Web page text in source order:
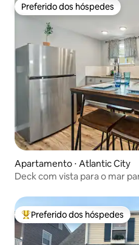
Preferido dos hóspedes
Preferido dos hóspedes
Apartamento ⋅ Atlantic City
Deck com vista para o mar
Entre os melhores preferidos
Preferido dos hóspedes